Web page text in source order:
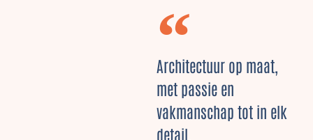
Architectuur op maat,
met passie en
vakmanschap tot in elk
detail.